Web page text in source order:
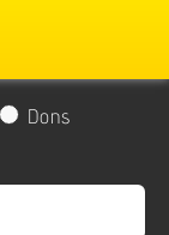
Dons